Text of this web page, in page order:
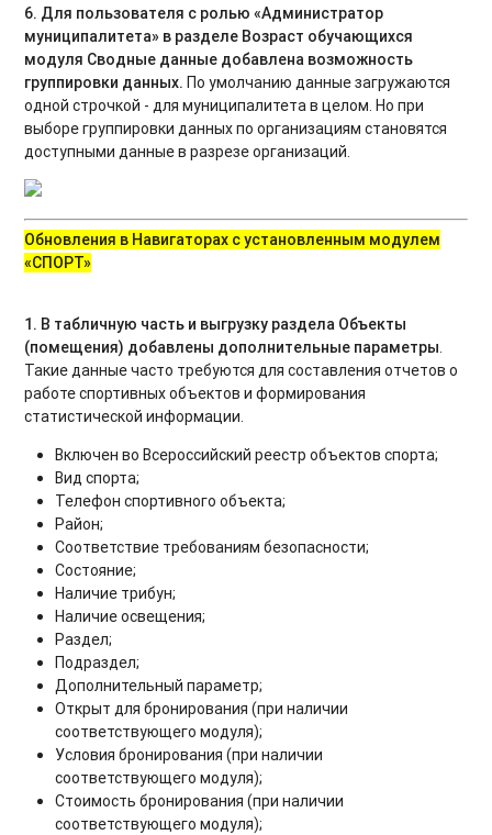
6. Для пользователя с ролью «Администратор
муниципалитета» в разделе Возраст обучающихся
модуля Сводные данные добавлена возможность
группировки данных. По умолчанию данные загружаются
одной строчкой - для муниципалитета в целом. Но при
выборе группировки данных по организациям становятся
доступными данные в разрезе организаций.
Обновления в Навигаторах с установленным модулем
«СПОРТ»
1. В табличную часть и выгрузку раздела Объекты
(помещения) добавлены дополнительные параметры.
Такие данные часто требуются для составления отчетов о
работе спортивных объектов и формирования
статистической информации.
Включен во Всероссийский реестр объектов спорта;
Вид спорта;
Телефон спортивного объекта;
Район;
Соответствие требованиям безопасности;
Состояние;
Наличие трибун;
Наличие освещения;
Раздел;
Подраздел;
Дополнительный параметр;
Открыт для бронирования (при наличии
соответствующего модуля);
Условия бронирования (при наличии
соответствующего модуля);
Стоимость бронирования (при наличии
соответствующего модуля);